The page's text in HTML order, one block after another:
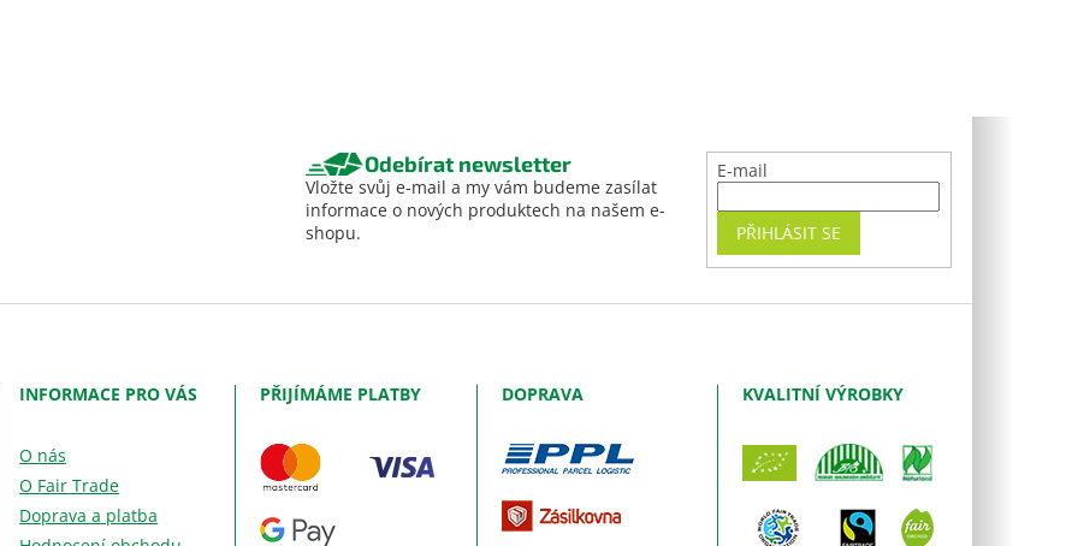
Odebírat newsletter
Vložte svůj e-mail a my vám budeme zasílat
informace o nových produktech na našem e-
shopu.
E-mail
PŘIHLÁSIT SE
INFORMACE PRO VÁS
O nás
O Fair Trade
Doprava a platba
PŘIJÍMÁME PLATBY DOPRAVA KVALITNÍ VÝROBKY